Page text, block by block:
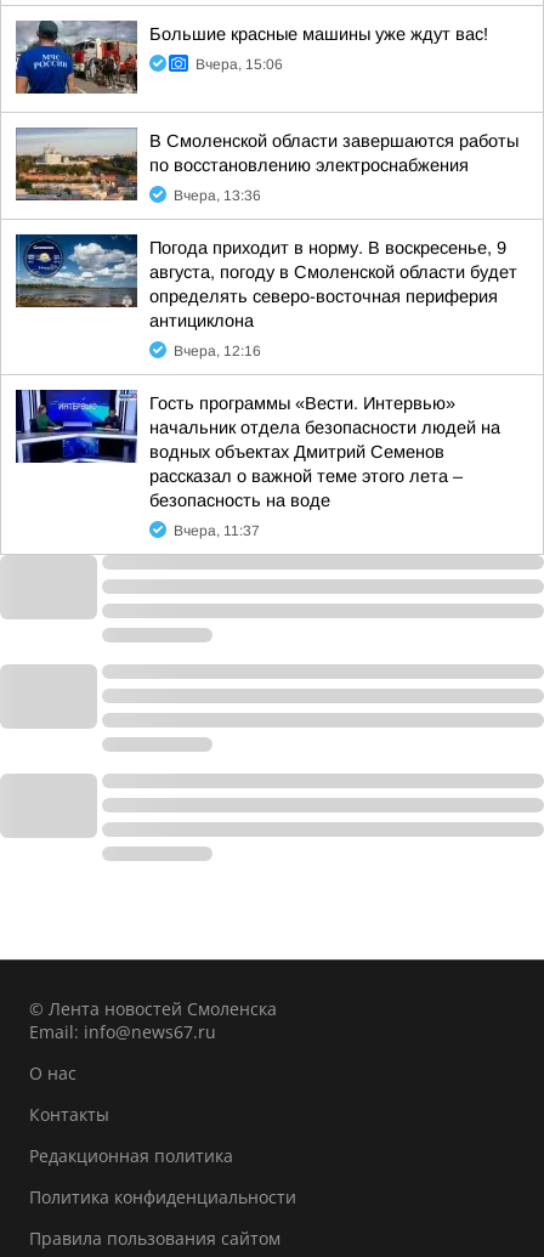
Большие красные машины уже ждут вас!
Вчера, 15:06
В Смоленской области завершаются работы
по восстановлению электроснабжения
Вчера, 13:36
Погода приходит в норму. В воскресенье, 9
августа, погоду в Смоленской области будет
определять северо-восточная периферия
антициклона
Вчера, 12:16
Гость программы «Вести. Интервью»
начальник отдела безопасности людей на
водных объектах Дмитрий Семенов
рассказал о важной теме этого лета –
безопасность на воде
Вчера, 11:37
© Лента новостей Смоленска
Email: info@news67.ru
О нас
Контакты
Редакционная политика
Политика конфиденциальности
Правила пользования сайтом